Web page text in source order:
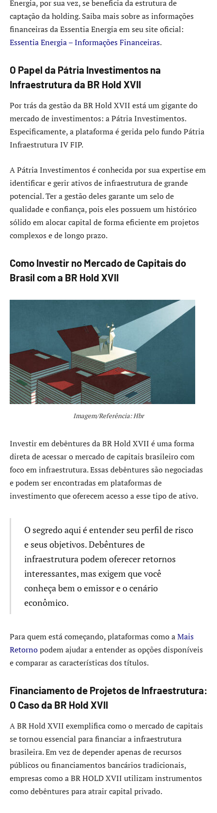
Energia, por sua vez, se beneficia da estrutura de
captação da holding. Saiba mais sobre as informações
financeiras da Essentia Energia em seu site oficial:
Essentia Energia – Informações Financeiras.
O Papel da Pátria Investimentos na
Infraestrutura da BR Hold XVII
Por trás da gestão da BR Hold XVII está um gigante do
mercado de investimentos: a Pátria Investimentos.
Especificamente, a plataforma é gerida pelo fundo Pátria
Infraestrutura IV FIP.
A Pátria Investimentos é conhecida por sua expertise em
identificar e gerir ativos de infraestrutura de grande
potencial. Ter a gestão deles garante um selo de
qualidade e confiança, pois eles possuem um histórico
sólido em alocar capital de forma eficiente em projetos
complexos e de longo prazo.
Como Investir no Mercado de Capitais do
Brasil com a BR Hold XVII
Imagem/Referência: Hbr
Investir em debêntures da BR Hold XVII é uma forma
direta de acessar o mercado de capitais brasileiro com
foco em infraestrutura. Essas debêntures são negociadas
e podem ser encontradas em plataformas de
investimento que oferecem acesso a esse tipo de ativo.
O segredo aqui é entender seu perfil de risco
e seus objetivos. Debêntures de
infraestrutura podem oferecer retornos
interessantes, mas exigem que você
conheça bem o emissor e o cenário
econômico.
Para quem está começando, plataformas como aMais
Retornopodem ajudar a entender as opções disponíveis
e comparar as características dos títulos.
Financiamento de Projetos de Infraestrutura:
O Caso da BR Hold XVII
A BR Hold XVII exemplifica como o mercado de capitais
se tornou essencial para financiar a infraestrutura
brasileira. Em vez de depender apenas de recursos
públicos ou financiamentos bancários tradicionais,
empresas como a BR HOLD XVII utilizam instrumentos
como debêntures para atrair capital privado.